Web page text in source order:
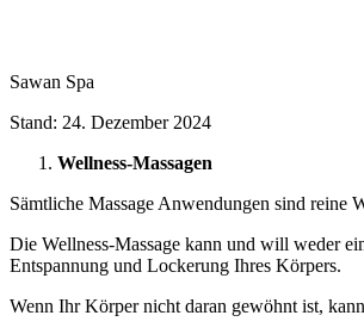
Sawan Spa
Stand: 24. Dezember 2024
Wellness-Massagen
Sämtliche Massage Anwendungen sind reine
Die Wellness-Massage kann und will weder
Entspannung und Lockerung Ihres Körpers.
Wenn Ihr Körper nicht daran gewöhnt ist,